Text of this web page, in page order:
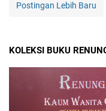
Postingan Lebih Baru
KOLEKSI BUKU